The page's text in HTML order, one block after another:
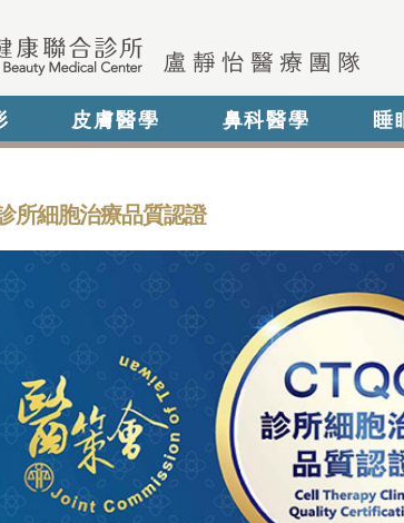
皮膚醫學 鼻科醫學 睡
所細胞治療品質認證